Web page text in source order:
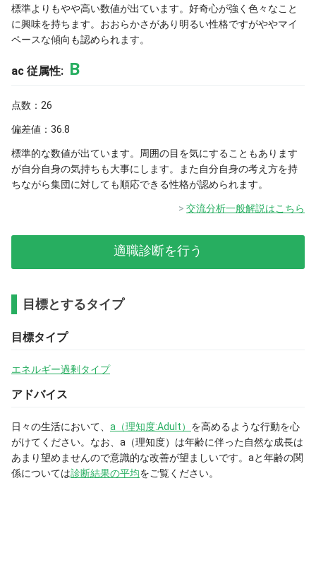
標準よりもやや高い数値が出ています。好奇心が強く色々なこと
に興味を持ちます。おおらかさがあり明るい性格ですがややマイ
ペースな傾向も認められます。
ac 従属性: B
点数：26
偏差値：36.8
標準的な数値が出ています。周囲の目を気にすることもあります
が自分自身の気持ちも大事にします。また自分自身の考え方を持
ちながら集団に対しても順応できる性格が認められます。
交流分析一般解説はこちら
適職診断を行う
目標とするタイプ
目標タイプ
エネルギー過剰タイプ
アドバイス
日々の生活において、 a（理知度:Adult） を高めるような行動を心
がけてください。なお、a（理知度）は年齢に伴った自然な成長は
あまり望めませんので意識的な改善が望ましいです。aと年齢の関
係については診断結果の平均をご覧ください。